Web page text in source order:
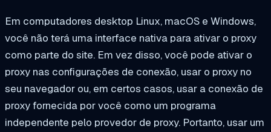
Em computadores desktop Linux, macOS e Windows,
você não terá uma interface nativa para ativar o proxy
como parte do site. Em vez disso, você pode ativar o
proxy nas configurações de conexão, usar o proxy no
seu navegador ou, em certos casos, usar a conexão de
proxy fornecida por você como um programa
independente pelo provedor de proxy. Portanto, usar um